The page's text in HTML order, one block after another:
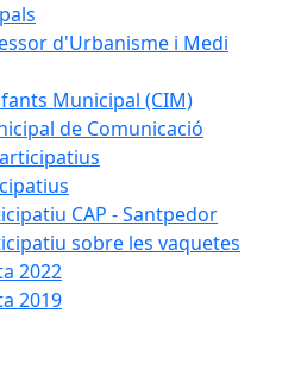
d'Urbanisme i Medi
Municipal (CIM)
de Comunicació
CAP - Santpedor
sobre les vaquetes
2022
2019